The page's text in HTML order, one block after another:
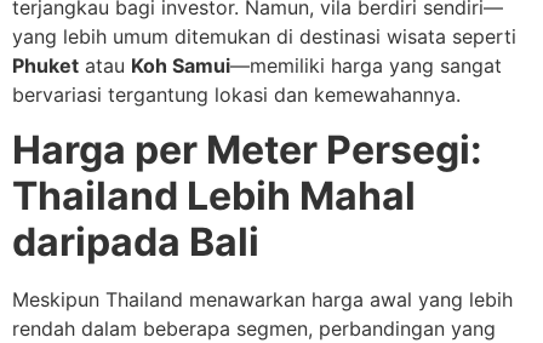
terjangkau bagi investor. Namun, vila berdiri sendiri—
yang lebih umum ditemukan di destinasi wisata seperti
Phuket atau Koh Samui—memiliki harga yang sangat
bervariasi tergantung lokasi dan kemewahannya.
Harga per Meter Persegi:
Thailand Lebih Mahal
daripada Bali
Meskipun Thailand menawarkan harga awal yang lebih
rendah dalam beberapa segmen, perbandingan yang